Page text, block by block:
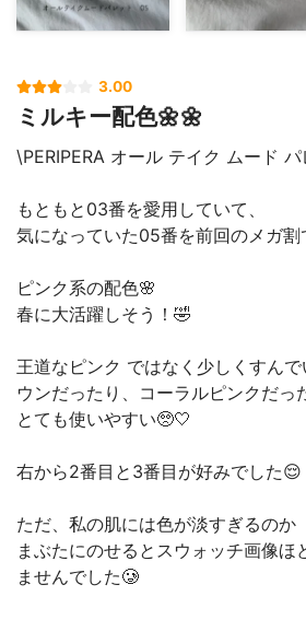
3.00
ミルキー配色🌼🌼
\PERIPERA オール テイク ムード
もともと03番を愛用していて、
気になっていた05番を前回のメガ
ピンク系の配色🌸
春に大活躍しそう！🤣
王道なピンク ではなく少しくすん
ウンだったり、コーラルピンクだっ
とても使いやすい🥺🤍
右から2番目と3番目が好みでした😌
ただ、私の肌には色が淡すぎるのか
まぶたにのせるとスウォッチ画像ほ
ませんでした🥲